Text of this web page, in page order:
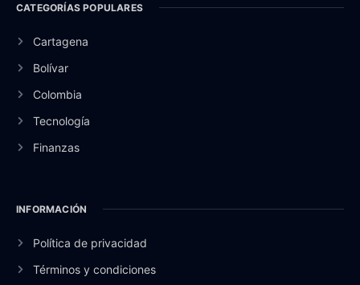
CATEGORÍAS POPULARES
Cartagena
Bolívar
Colombia
Tecnología
Finanzas
INFORMACIÓN
Política de privacidad
Términos y condiciones